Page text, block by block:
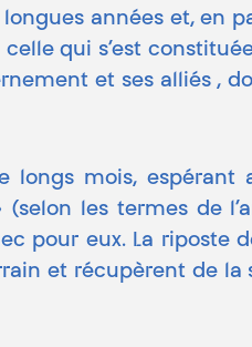
années et, en
qui s’est
et ses alliés ,
longs mois, espérant
les termes de
pour eux. La riposte
et récupèrent de la